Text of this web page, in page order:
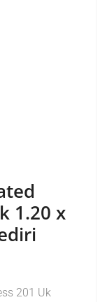
1.20 x
201 Uk